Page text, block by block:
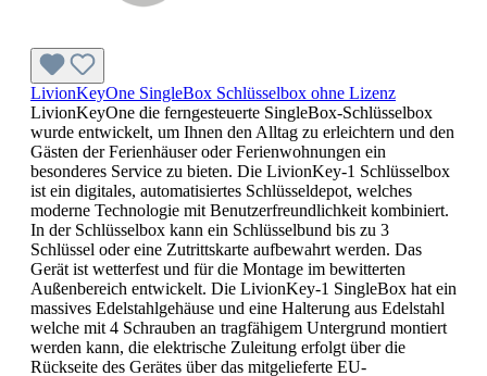
LivionKeyOne SingleBox Schlüsselbox ohne Lizenz
LivionKeyOne die ferngesteuerte SingleBox-Schlüsselbox
wurde entwickelt, um Ihnen den Alltag zu erleichtern und den
Gästen der Ferienhäuser oder Ferienwohnungen ein
besonderes Service zu bieten. Die LivionKey-1 Schlüsselbox
ist ein digitales, automatisiertes Schlüsseldepot, welches
moderne Technologie mit Benutzerfreundlichkeit kombiniert.
In der Schlüsselbox kann ein Schlüsselbund bis zu 3
Schlüssel oder eine Zutrittskarte aufbewahrt werden. Das
Gerät ist wetterfest und für die Montage im bewitterten
Außenbereich entwickelt. Die LivionKey-1 SingleBox hat ein
massives Edelstahlgehäuse und eine Halterung aus Edelstahl
welche mit 4 Schrauben an tragfähigem Untergrund montiert
werden kann, die elektrische Zuleitung erfolgt über die
Rückseite des Gerätes über das mitgelieferte EU-